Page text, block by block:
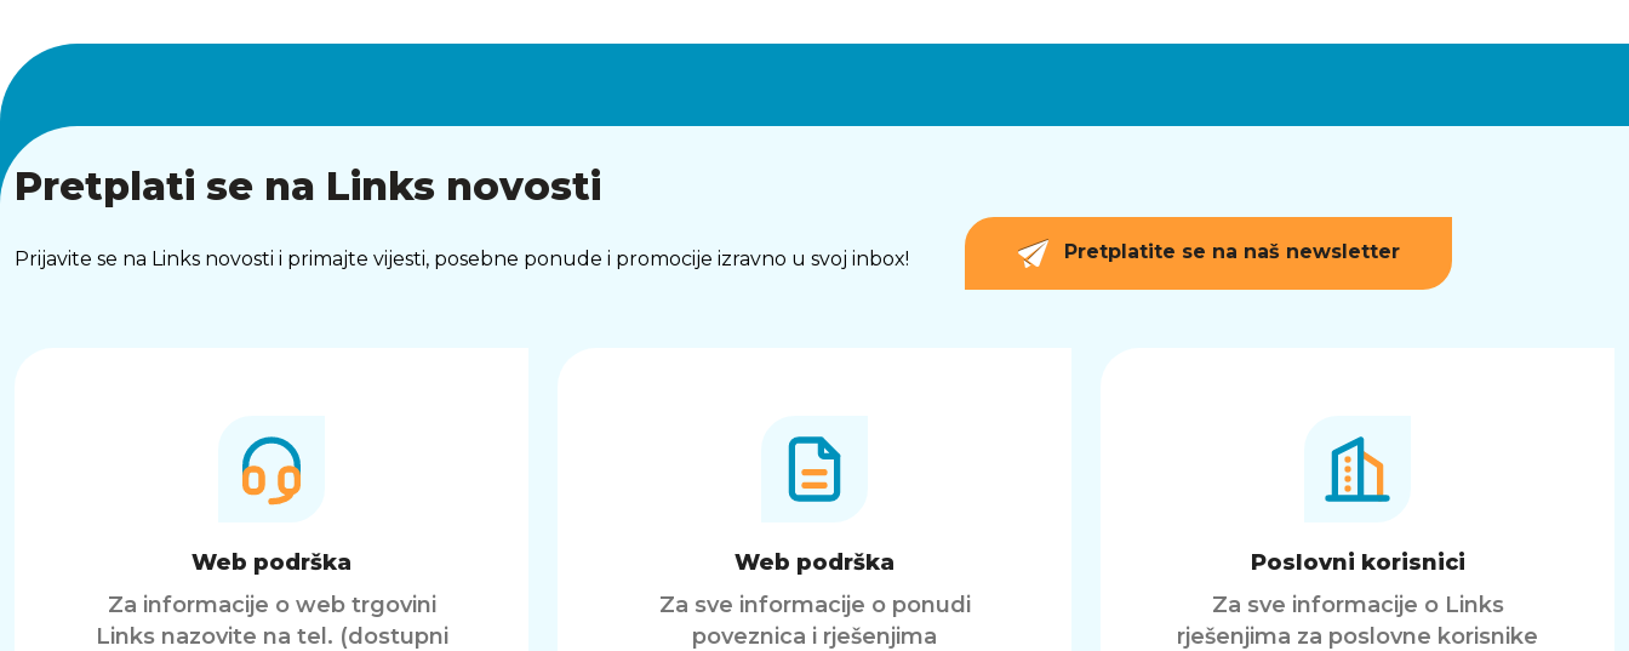
Pretplati se na Links novosti
Prijavite se na Links novosti i primajte vijesti, posebne ponude i promocije izravno u svoj inbox! Pretplatite se na naš newsletter
Web podrška
Za informacije o web trgovini
Links nazovite na tel. (dostupni
Web podrška
Za sve informacije o ponudi
poveznica i rješenjima
Poslovni korisnici
Za sve informacije o Links
rješenjima za poslovne korisnike